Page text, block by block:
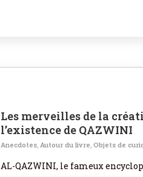
Les merveilles de la
l’existence de QAZWINI
Anecdotes Autour du livre ,Objets de
AL-QAZWINI, le fameux